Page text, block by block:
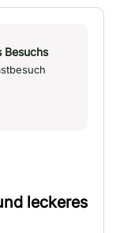
Besuchs
leckeres